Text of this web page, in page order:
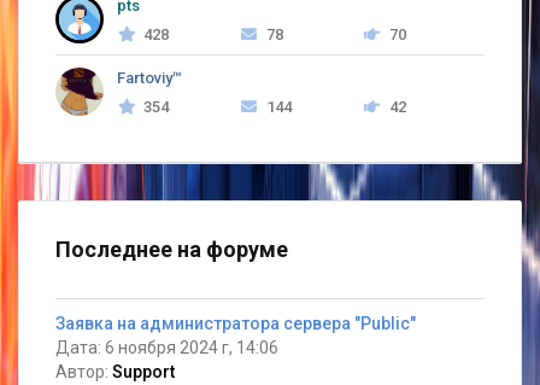
pts
428
78 70
Fartoviy™
354
144 42
Последнее на форуме
Заявка на администратора сервера "Public"
Дата: 6 ноября 2024 г, 14:06
Автор: Support